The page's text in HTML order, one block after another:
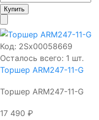
Код: 2Sх00058669
Осталось всего: 1 шт.
Торшер ARM247-11-G
Торшер ARM247-11-G
17 490 ₽